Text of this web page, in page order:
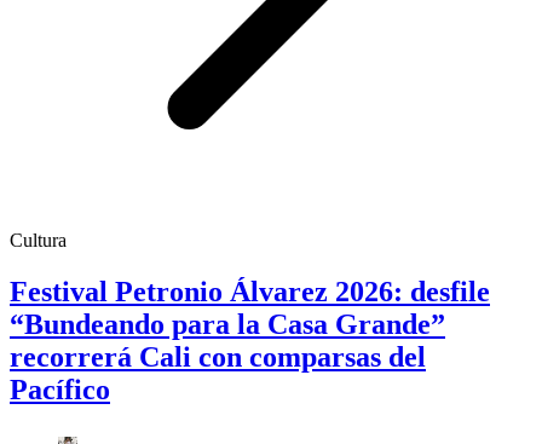
Cultura
Festival Petronio Álvarez 2026: desfile
“Bundeando para la Casa Grande”
recorrerá Cali con comparsas del
Pacífico